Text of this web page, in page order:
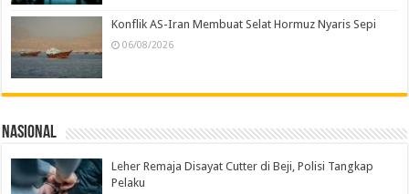
Konflik AS-Iran Membuat Selat Hormuz Nyaris Sepi
06/08/2026
Nasional
Leher Remaja Disayat Cutter di Beji, Polisi Tangkap
Pelaku